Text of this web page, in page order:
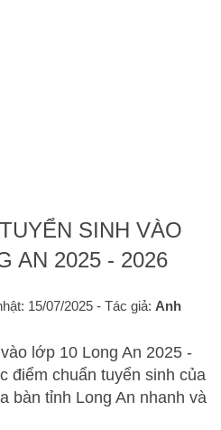
SINH VÀO
AN 2025 - 2026
15/07/2025 - Tác giả: Anh
lớp 10 Long An 2025 -
điểm chuẩn tuyển sinh của
bàn tỉnh Long An nhanh và